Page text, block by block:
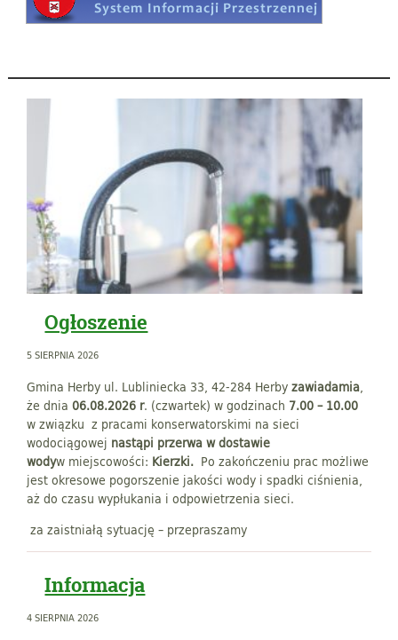
Ogłoszenie
5 SIERPNIA 2026
Gmina Herby ul. Lubliniecka 33, 42-284 Herbyzawiadamia,
że dnia06.08.2026 r. (czwartek) w godzinach 7.00 – 10.00
w związku z pracami konserwatorskimi na sieci
wodociągowej nastąpi przerwa w dostawie
wodyw miejscowości: Kierzki. Po zakończeniu prac możliwe
jest okresowe pogorszenie jakości wody i spadki ciśnienia,
aż do czasu wypłukania i odpowietrzenia sieci.
za zaistniałą sytuację – przepraszamy
Informacja
4 SIERPNIA 2026